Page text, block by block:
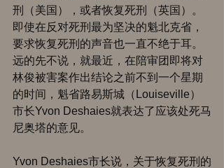
刑（美国），或者恢复死刑（英国）。
即使在反对死刑最为坚决的魁北克省，
要求恢复死刑的声音也一直不绝于耳。
远的先不说，就最近，在陪审团即将对
林俊被害案作出结论之前不到一个星期
的时间，魁省路易斯城（Louiseville）
市长Yvon Deshaies就表达了应该处死马
尼奥塔的意见。
Yvon Deshaies市长说，关于恢复死刑的